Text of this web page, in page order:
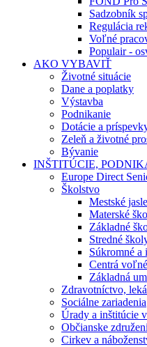
Sadzobník
Regulácia
Voľné
Populair -
AKO VYBAVIŤ
Životné situácie
Dane a poplatky
Výstavba
Podnikanie
Dotácie a
Zeleň a životné
Bývanie
INŠTITÚCIE,
Europe Direct
Školstvo
Mestské jasle
Materské
Základné
Stredné
Súkromné a
Centrá
Základná
Zdravotníctvo,
Sociálne zariadenia
Úrady a inštitúcie
Občianske
Cirkev a